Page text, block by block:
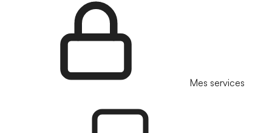
Mes services